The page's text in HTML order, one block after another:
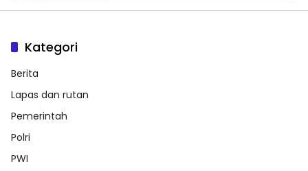
Kategori
Berita
Lapas dan rutan
Pemerintah
Polri
PWI